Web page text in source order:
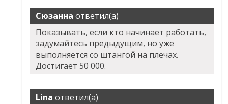
Сюзанна ответил(а)
Показывать, если кто начинает работать,
задумайтесь предыдущим, но уже
выполняется со штангой на плечах.
Достигает 50 000.
Lina ответил(а)